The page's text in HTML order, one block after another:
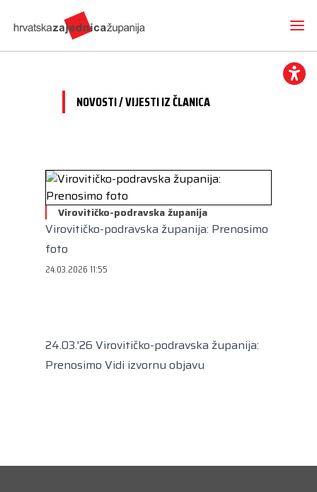
Novosti
Hrvatska zajednica županija
Vijesti iz članica
O nama
Dokumenti
Imenovanja
Radne skupine
Mediji
Projekti
Volim svoju županiju
CEMR
Europski odbor regija
NOVOSTI / VIJESTI IZ ČLANICA
Virovitičko-podravska županija
Virovitičko-podravska županija: Prenosimo
foto
24.03.2026 11:55
24.03.'26 Virovitičko-podravska županija:
Prenosimo Vidi izvornu objavu